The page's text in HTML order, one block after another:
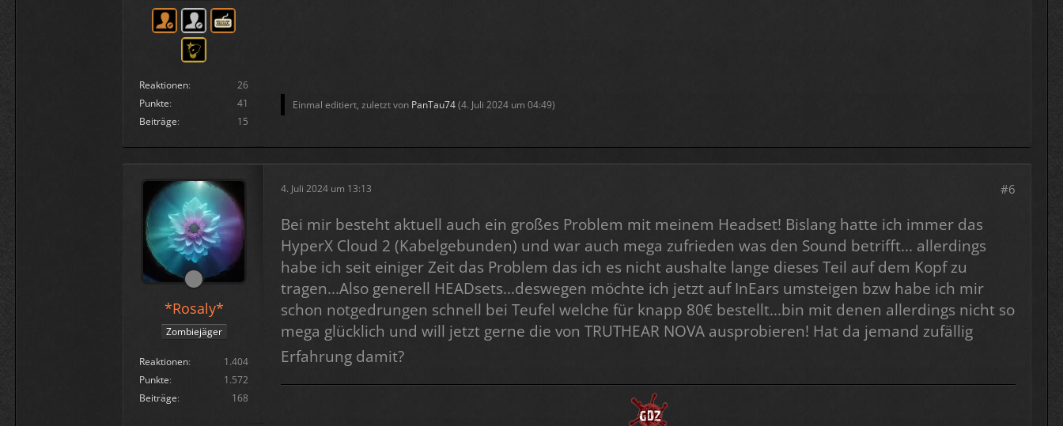
Reaktionen
26
Punkte
41
Beiträge
15
Einmal editiert, zuletzt von PanTau74(4. Juli 2024 um 04:49)
*Rosaly*
Zombiejäger
Reaktionen
1.404
Punkte
1.572
Beiträge
168
4. Juli 2024 um 13:13 #6
Bei mir besteht aktuell auch ein großes Problem mit meinem Headset! Bislang hatte ich immer das
HyperX Cloud 2 (Kabelgebunden) und war auch mega zufrieden was den Sound betrifft... allerdings
habe ich seit einiger Zeit das Problem das ich es nicht aushalte lange dieses Teil auf dem Kopf zu
tragen...Also generell HEADsets...deswegen möchte ich jetzt auf InEars umsteigen bzw habe ich mir
schon notgedrungen schnell bei Teufel welche für knapp 80€ bestellt...bin mit denen allerdings nicht so
mega glücklich und will jetzt gerne die von TRUTHEAR NOVA ausprobieren! Hat da jemand zufällig
Erfahrung damit?